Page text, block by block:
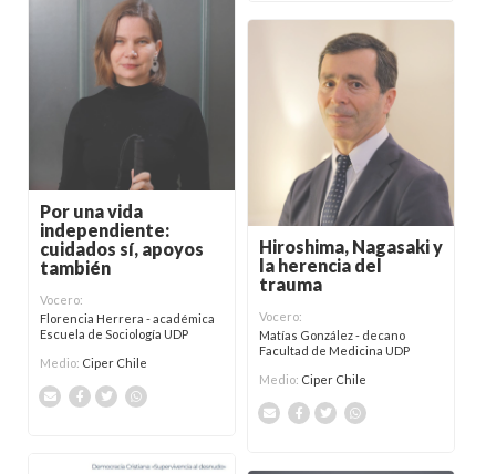
Por una vida
independiente:
cuidados sí, apoyos
también
Vocero:
Florencia Herrera - académica
Escuela de Sociología UDP
Medio: Ciper Chile
Hiroshima, Nagasaki y
la herencia del
trauma
Vocero:
Matías González - decano
Facultad de Medicina UDP
Medio: Ciper Chile